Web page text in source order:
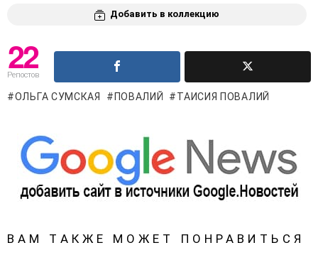
Добавить в коллекцию
22
Репостов
ОЛЬГА СУМСКАЯ ПОВАЛИЙ ТАИСИЯ ПОВАЛИЙ
ВАМ ТАКЖЕ МОЖЕТ ПОНРАВИТЬСЯ